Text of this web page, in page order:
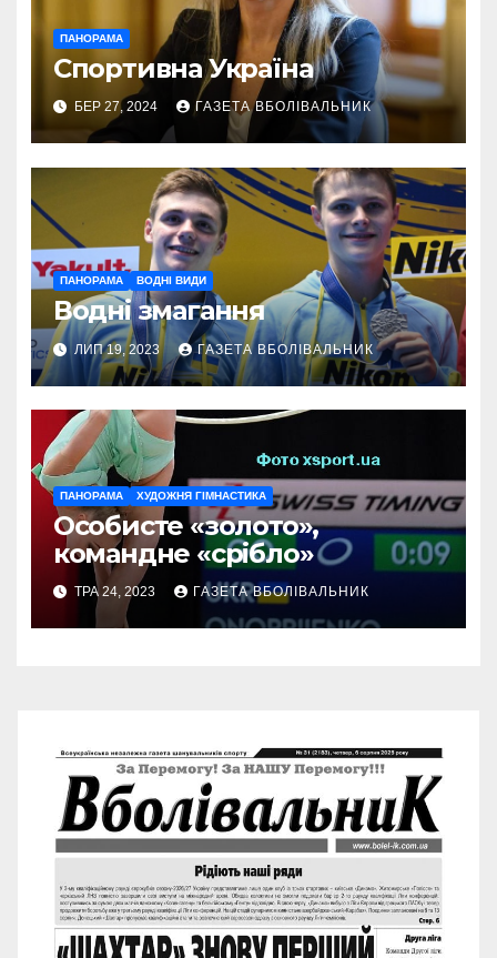
ПАНОРАМА
Спортивна Україна
БЕР 27, 2024 ГАЗЕТА ВБОЛІВАЛЬНИК
ПАНОРАМА ВОДНІ ВИДИ
Водні змагання
ЛИП 19, 2023 ГАЗЕТА ВБОЛІВАЛЬНИК
ПАНОРАМА ХУДОЖНЯ ГІМНАСТИКА
Особисте «золото»,
командне «срібло»
ТРА 24, 2023 ГАЗЕТА ВБОЛІВАЛЬНИК